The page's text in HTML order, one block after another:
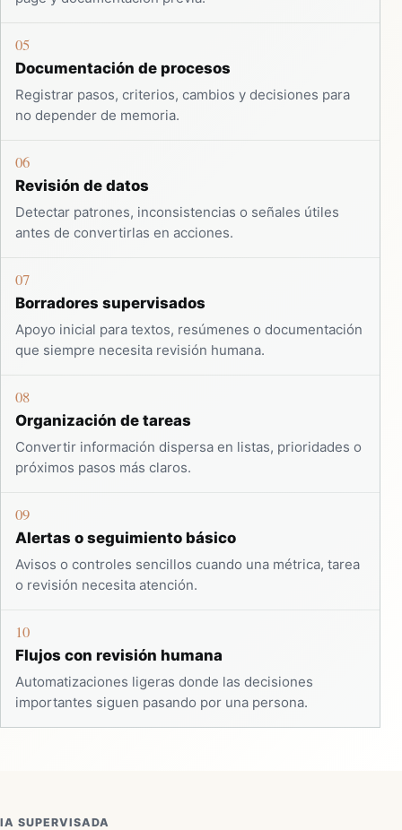
05
Documentación de procesos
Registrar pasos, criterios, cambios y decisiones para
no depender de memoria.
06
Revisión de datos
Detectar patrones, inconsistencias o señales útiles
antes de convertirlas en acciones.
07
Borradores supervisados
Apoyo inicial para textos, resúmenes o documentación
que siempre necesita revisión humana.
08
Organización de tareas
Convertir información dispersa en listas, prioridades o
próximos pasos más claros.
09
Alertas o seguimiento básico
Avisos o controles sencillos cuando una métrica, tarea
o revisión necesita atención.
10
Flujos con revisión humana
Automatizaciones ligeras donde las decisiones
importantes siguen pasando por una persona.
IA SUPERVISADA